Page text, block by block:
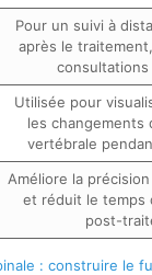
Pour un suivi à
après le
Utilisée pour
les changements
vertébrale
Améliore la
et réduit le temps
post-
: construire le